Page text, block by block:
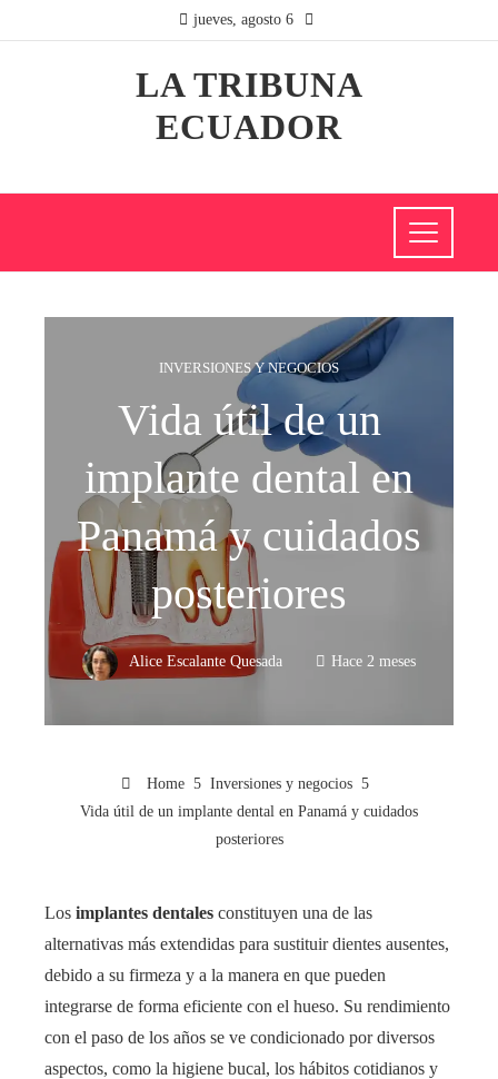
jueves, agosto 6
LA TRIBUNA
ECUADOR
INVERSIONES Y NEGOCIOS
Vida útil de un
implante dental en
Panamá y cuidados
posteriores
Alice Escalante Quesada Hace 2 meses
Home
Inversiones y negocios
Vida útil de un implante dental en Panamá y cuidados
posteriores
Los implantes dentales constituyen una de las
alternativas más extendidas para sustituir dientes ausentes,
debido a su firmeza y a la manera en que pueden
integrarse de forma eficiente con el hueso. Su rendimiento
con el paso de los años se ve condicionado por diversos
aspectos, como la higiene bucal, los hábitos cotidianos y